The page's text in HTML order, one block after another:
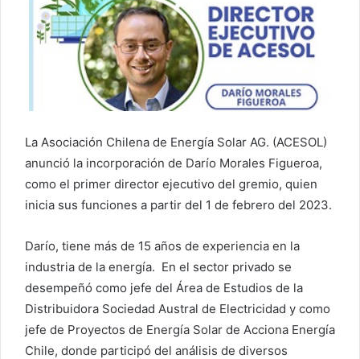
La Asociación Chilena de Energía Solar AG. (ACESOL)
anunció la incorporación de Darío Morales Figueroa,
como el primer director ejecutivo del gremio, quien
inicia sus funciones a partir del 1 de febrero del 2023.
Darío, tiene más de 15 años de experiencia en la
industria de la energía. En el sector privado se
desempeñó como jefe del Área de Estudios de la
Distribuidora Sociedad Austral de Electricidad y como
jefe de Proyectos de Energía Solar de Acciona Energía
Chile, donde participó del análisis de diversos